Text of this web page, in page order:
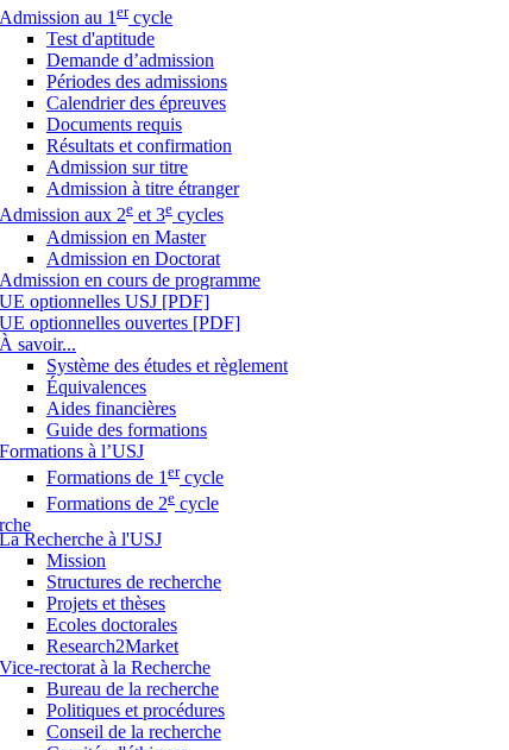
Admission au 1 ercycle
Test d'aptitude
Demande d’admission
Périodes des admissions
Calendrier des épreuves
Documents requis
Résultats et confirmation
Admission sur titre
Admission à titre étranger
Admission aux 2e et 3e cycles
Admission en Master
Admission en Doctorat
Admission en cours de programme
UE optionnelles USJ [PDF]
UE optionnelles ouvertes [PDF]
À savoir...
Système des études et règlement
Équivalences
Aides financières
Guide des formations
Formations à l’USJ
Formations de 1 ercycle
Formations de 2e cycle
La Recherche à l'USJ
Mission
Structures de recherche
Projets et thèses
Ecoles doctorales
Research2Market
Vice-rectorat à la Recherche
Bureau de la recherche
Politiques et procédures
Conseil de la recherche